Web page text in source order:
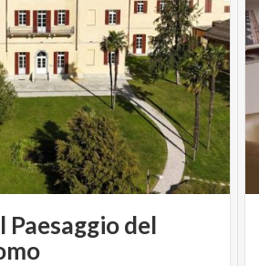
Paesaggio del